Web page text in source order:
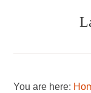
IN
You are here: